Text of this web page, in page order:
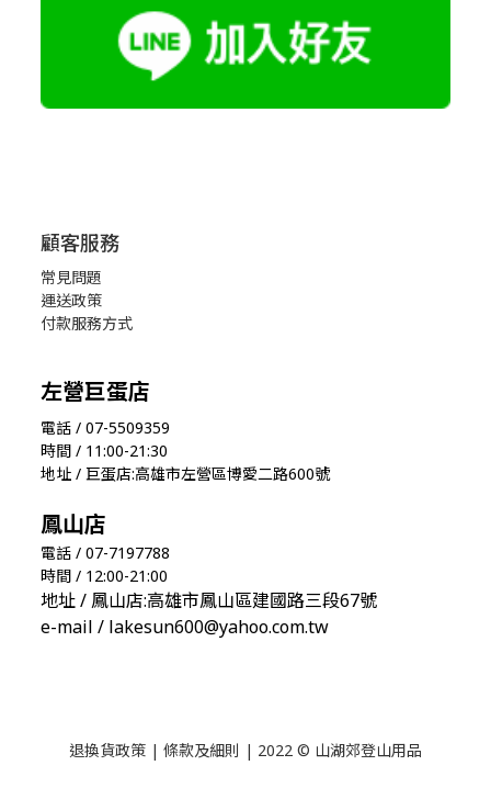
顧客服務
常見問題
運送政策
付款服務方式
左營巨蛋店
電話 / 07-5509359
時間 / 11:00-21:30
地址 / 巨蛋店:高雄市左營區博愛二路600號
鳳山店
電話 / 07-7197788
時間 / 12:00-21:00
地址 / 鳳山店:高雄市鳳山區建國路三段67號
e-mail / lakesun600@yahoo.com.tw
退換貨政策 | 條款及細則 | 2022 © 山湖郊登山用品